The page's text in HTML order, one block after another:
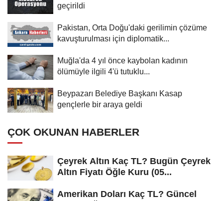
geçirildi
Pakistan, Orta Doğu'daki gerilimin çözüme
kavuşturulması için diplomatik...
Muğla'da 4 yıl önce kaybolan kadının
ölümüyle ilgili 4'ü tutuklu...
Beypazarı Belediye Başkanı Kasap
gençlerle bir araya geldi
ÇOK OKUNAN HABERLER
Çeyrek Altın Kaç TL? Bugün Çeyrek
Altın Fiyatı Öğle Kuru (05...
Amerikan Doları Kaç TL? Güncel